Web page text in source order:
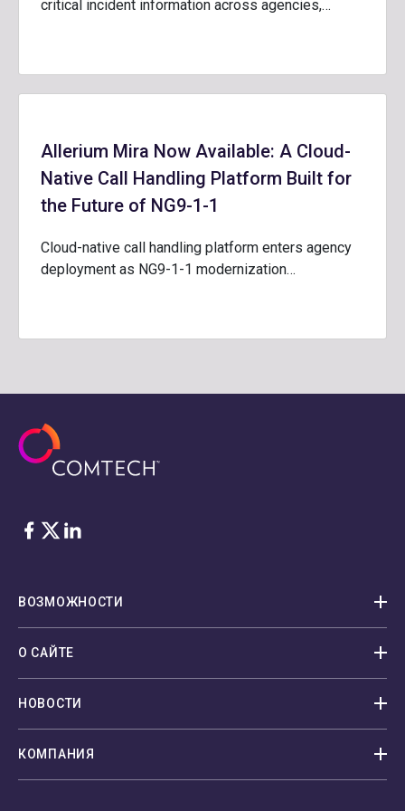
critical incident information across agencies,…
Allerium Mira Now Available: A Cloud-
Native Call Handling Platform Built for
the Future of NG9-1-1
Cloud-native call handling platform enters agency
deployment as NG9-1-1 modernization…
Facebook
Twitter
LinkedIn
ВОЗМОЖНОСТИ
О САЙТЕ
НОВОСТИ
КОМПАНИЯ